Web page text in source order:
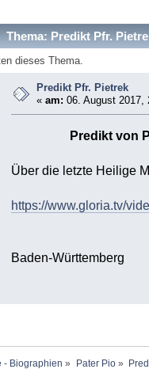
Thema: Predikt Pfr.
dieses Thema.
Predikt Pfr. Pietrek
«am: 06. August 2017,
Predikt von
Über die letzte Heilige
https://www.gloria.tv/
Baden-Württemberg
- Biographien » Pater Pio»